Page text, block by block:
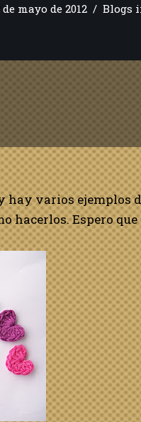
de mayo de 2012 Blogs
hay varios ejemplos
hacerlos. Espero